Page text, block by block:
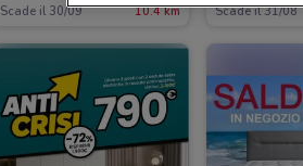
Scade il 30/09 10.4 km Scade il 31/08